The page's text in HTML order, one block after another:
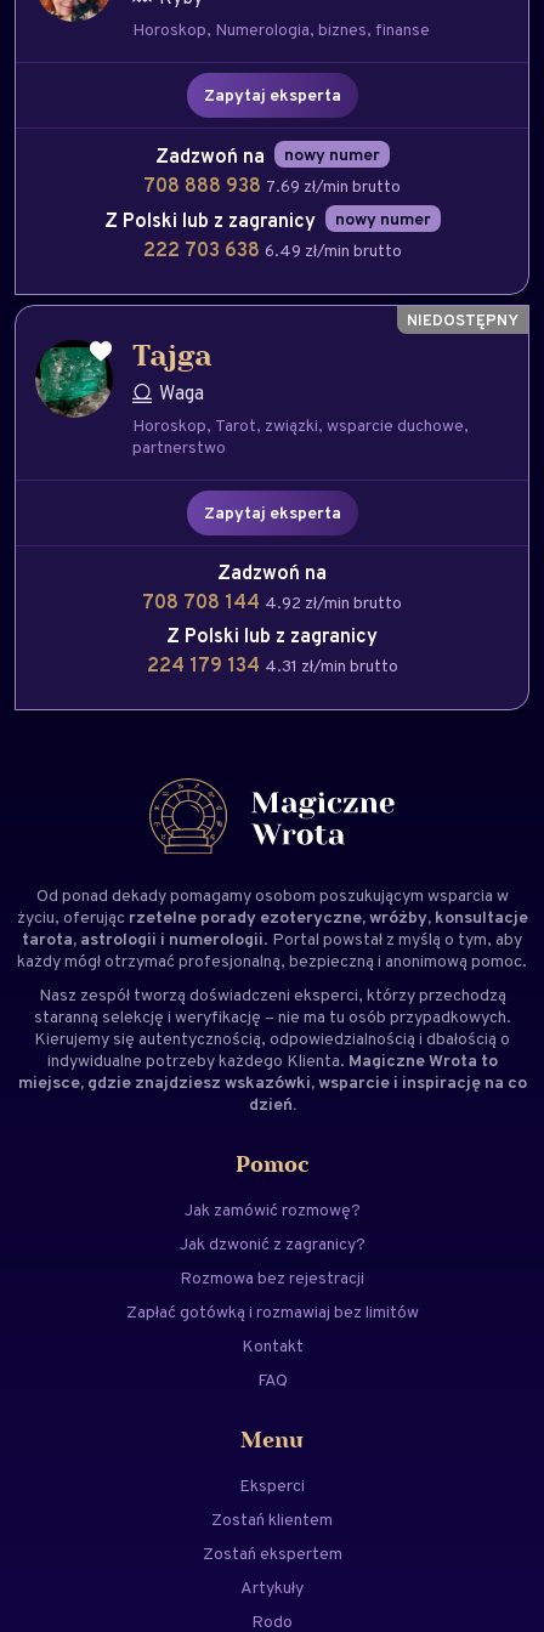
Horoskop Numerologia biznes finanse
Zapytaj eksperta
Zadzwoń na nowy numer
708 888 938 7.69 zł/min brutto
Z Polski lub z zagranicy nowy numer
222 703 638 6.49 zł/min brutto
Tajga
Waga
Horoskop Tarot związki wsparcie duchowe
partnerstwo
Zapytaj eksperta
Zadzwoń na
708 708 144 4.92 zł/min brutto
Z Polski lub z zagranicy
224 179 134 4.31 zł/min brutto
Od ponad dekady pomagamy osobom poszukującym wsparcia w
życiu, oferując rzetelne porady ezoteryczne, wróżby, konsultacje
tarota, astrologii i numerologii. Portal powstał z myślą o tym, aby
każdy mógł otrzymać profesjonalną, bezpieczną i anonimową pomoc.
Nasz zespół tworzą doświadczeni eksperci, którzy przechodzą
staranną selekcję i weryfikację – nie ma tu osób przypadkowych.
Kierujemy się autentycznością, odpowiedzialnością i dbałością o
indywidualne potrzeby każdego Klienta. Magiczne Wrota to
miejsce, gdzie znajdziesz wskazówki, wsparcie i inspirację na co
dzień.
Pomoc
Jak zamówić rozmowę?
Jak dzwonić z zagranicy?
Rozmowa bez rejestracji
Zapłać gotówką i rozmawiaj bez limitów
Kontakt
FAQ
Menu
Eksperci
Zostań klientem
Zostań ekspertem
Artykuły
Rodo